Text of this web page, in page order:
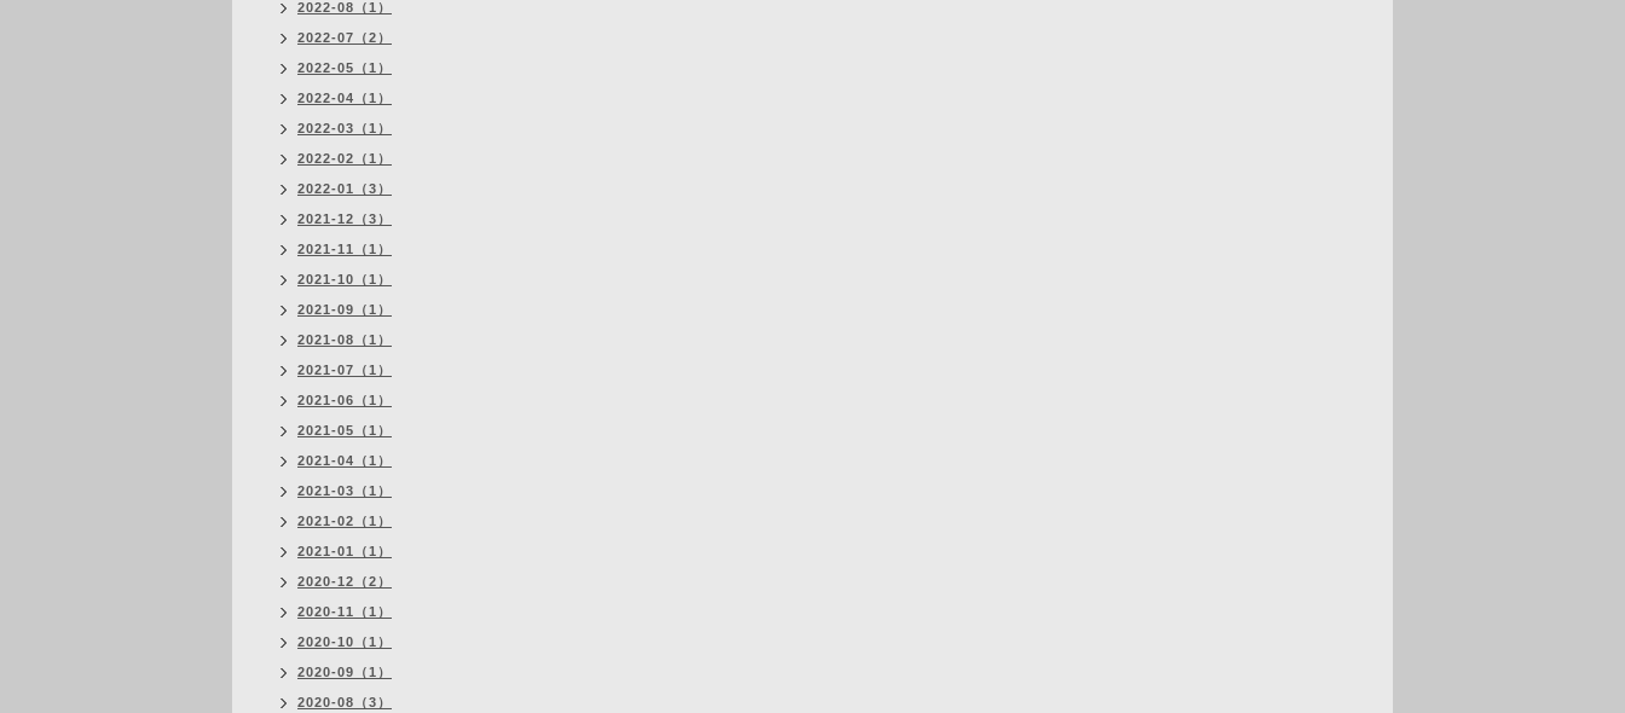
2022-08（1）
2022-07（2）
2022-05（1）
2022-04（1）
2022-03（1）
2022-02（1）
2022-01（3）
2021-12（3）
2021-11（1）
2021-10（1）
2021-09（1）
2021-08（1）
2021-07（1）
2021-06（1）
2021-05（1）
2021-04（1）
2021-03（1）
2021-02（1）
2021-01（1）
2020-12（2）
2020-11（1）
2020-10（1）
2020-09（1）
2020-08（3）